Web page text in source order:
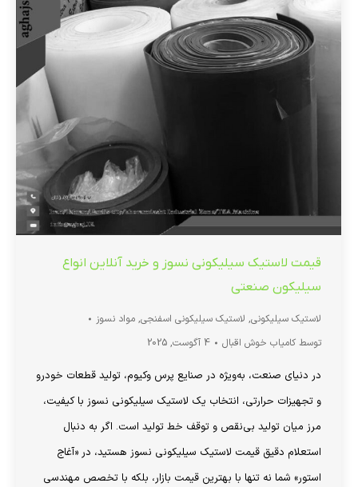
قیمت لاستیک سیلیکونی نسوز و خرید آنلاین انواع
سیلیکون صنعتی
لاستیک سیلیکونی, لاستیک سیلیکونی اسفنجی, مواد نسوز
توسط کامیاب خوش اقبال 4 آگوست, 2025
در دنیای صنعت، به‌ویژه در صنایع پرس وکیوم، تولید قطعات خودرو
و تجهیزات حرارتی، انتخاب یک لاستیک سیلیکونی نسوز با کیفیت،
مرز میان تولید بی‌نقص و توقف خط تولید است. اگر به دنبال
استعلام دقیق قیمت لاستیک سیلیکونی نسوز هستید، در «آغاج
استور» شما نه تنها با بهترین قیمت بازار، بلکه با تخصص مهندسی